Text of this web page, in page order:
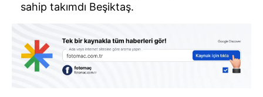
sahip takımdı Beşiktaş.